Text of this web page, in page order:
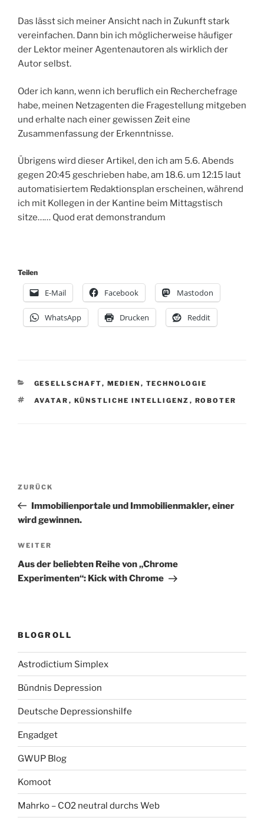
Das lässt sich meiner Ansicht nach in Zukunft stark
vereinfachen. Dann bin ich möglicherweise häufiger
der Lektor meiner Agentenautoren als wirklich der
Autor selbst.
Oder ich kann, wenn ich beruflich ein Recherchefrage
habe, meinen Netzagenten die Fragestellung mitgeben
und erhalte nach einer gewissen Zeit eine
Zusammenfassung der Erkenntnisse.
Übrigens wird dieser Artikel, den ich am 5.6. Abends
gegen 20:45 geschrieben habe, am 18.6. um 12:15 laut
automatisiertem Redaktionsplan erscheinen, während
ich mit Kollegen in der Kantine beim Mittagstisch
sitze…… Quod erat demonstrandum
Teilen
E-Mail Facebook Mastodon
WhatsApp Drucken Reddit
KATEGORIEN
GESELLSCHAFT, MEDIEN , TECHNOLOGIE
SCHLAGWÖRTER
AVATAR , KÜNSTLICHE INTELLIGENZ , ROBOTER
Beitragsnavigation
Vorheriger
Beitrag
ZURÜCK
Immobilienportale und Immobilienmakler, einer
wird gewinnen.
Nächster
Beitrag
WEITER
Aus der beliebten Reihe von „Chrome
Experimenten“: Kick with Chrome
BLOGROLL
Astrodictium Simplex
Bündnis Depression
Deutsche Depressionshilfe
Engadget
GWUP Blog
Komoot
Mahrko – CO2 neutral durchs Web